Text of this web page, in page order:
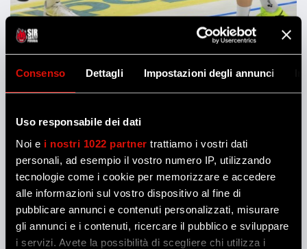
Consenso Dettagli Impostazioni degli annunci
Uso responsabile dei dati
Noi e i nostri 1022 partner trattiamo i vostri dati
personali, ad esempio il vostro numero IP, utilizzando
tecnologie come i cookie per memorizzare e accedere
alle informazioni sul vostro dispositivo al fine di
pubblicare annunci e contenuti personalizzati, misurare
gli annunci e i contenuti, ricercare il pubblico e sviluppare
i servizi. Avete la possibilità di scegliere chi utilizza i